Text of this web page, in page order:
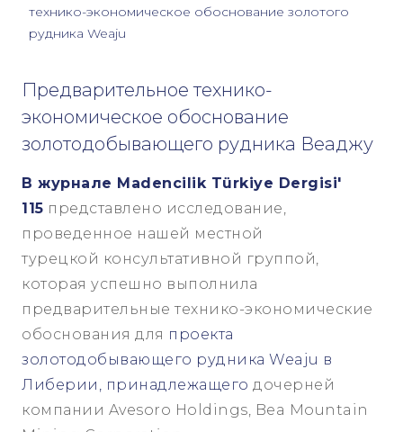
технико-экономическое обоснование золотого
рудника Weaju
Предварительное технико-
экономическое обоснование
золотодобывающего рудника Веаджу
В журнале Madencilik Türkiye Dergisi'
115 представлено исследование,
проведенное нашей местной
турецкой консультативной группой,
которая успешно выполнила
предварительные технико-экономические
обоснования для проекта
золотодобывающего рудника Weaju в
Либерии, принадлежащего дочерней
компании Avesoro Holdings, Bea Mountain